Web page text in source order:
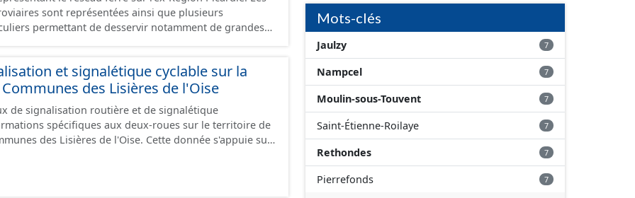
sont représentées ainsi que plusieurs
permettant de desservir notamment de grandes
et signalétique cyclable sur la
des Lisières de l'Oise
de signalisation routière et de signalétique
spécifiques aux deux-roues sur le territoire de
de l'Oise. Cette donnée s'appuie sur
Mots-clés
Jaulzy 7
Nampcel 7
Moulin-sous-Touvent 7
Saint-Étienne-Roilaye 7
Rethondes 7
Pierrefonds 7